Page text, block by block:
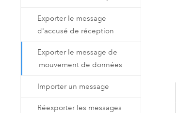
Exporter le message
d'accusé de réception
Exporter le message de
mouvement de données
Importer un message
Réexporter les messages